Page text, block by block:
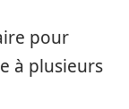
pour
à plusieurs